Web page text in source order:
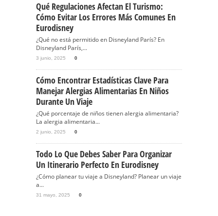
Qué Regulaciones Afectan El Turismo:
Cómo Evitar Los Errores Más Comunes En
Eurodisney
¿Qué no está permitido en Disneyland París? En
Disneyland París,...
3 junio, 2025 0
Cómo Encontrar Estadísticas Clave Para
Manejar Alergias Alimentarias En Niños
Durante Un Viaje
¿Qué porcentaje de niños tienen alergia alimentaria?
La alergia alimentaria...
2 junio, 2025 0
Todo Lo Que Debes Saber Para Organizar
Un Itinerario Perfecto En Eurodisney
¿Cómo planear tu viaje a Disneyland? Planear un viaje
a...
31 mayo, 2025 0